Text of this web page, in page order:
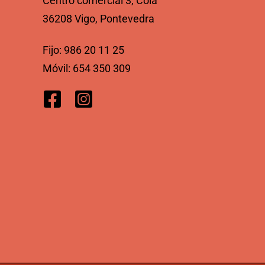
36208 Vigo, Pontevedra
Fijo: 986 20 11 25
Móvil: 654 350 309